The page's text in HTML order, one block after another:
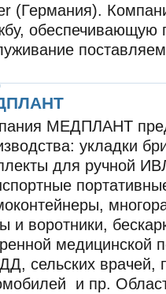
(Германия).
обеспечивающую
МЕДПЛАНТ
укладки
для ручной
и воротники,
сельских
и пр.